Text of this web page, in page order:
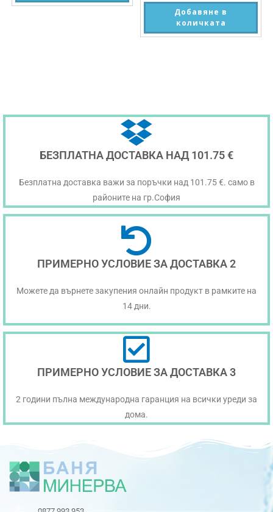
Добавяне в
количката
БЕЗПЛАТНА ДОСТАВКА НАД 101.75 €
Безплатна доставка важи за поръчки над 101.75 €. само в
районите на гр.София
ПРИМЕРНО УСЛОВИЕ ЗА ДОСТАВКА 2
Можете да върнете закупения онлайн продукт в рамките на
14 дни.
ПРИМЕРНО УСЛОВИЕ ЗА ДОСТАВКА 3
2 години пълна международна гаранция на всички уреди за
дома.